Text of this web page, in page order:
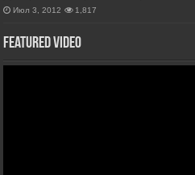
Июл 3, 2012 1,817
Featured Video